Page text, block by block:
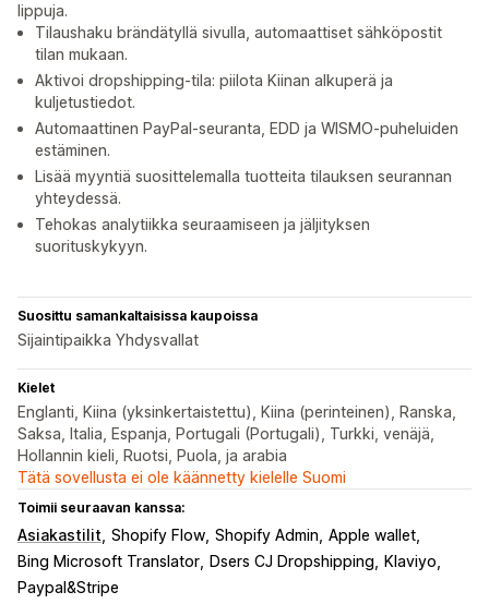
lippuja.
Tilaushaku brändätyllä sivulla, automaattiset sähköpostit
tilan mukaan.
Aktivoi dropshipping-tila: piilota Kiinan alkuperä ja
kuljetustiedot.
Automaattinen PayPal-seuranta, EDD ja WISMO-puheluiden
estäminen.
Lisää myyntiä suosittelemalla tuotteita tilauksen seurannan
yhteydessä.
Tehokas analytiikka seuraamiseen ja jäljityksen
suorituskykyyn.
Suosittu samankaltaisissa kaupoissa
Sijaintipaikka Yhdysvallat
Kielet
Englanti, Kiina (yksinkertaistettu), Kiina (perinteinen), Ranska,
Saksa, Italia, Espanja, Portugali (Portugali), Turkki, venäjä,
Hollannin kieli, Ruotsi, Puola, ja arabia
Tätä sovellusta ei ole käännetty kielelle Suomi
Toimii seuraavan kanssa:
Asiakastilit Shopify Flow Shopify Admin Apple wallet
Bing Microsoft Translator
Dsers CJ Dropshipping
Klaviyo
Paypal&Stripe